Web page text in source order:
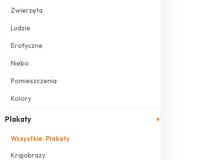
Zwierzęta
Ludzie
Erotyczne
Niebo
Pomieszczenia
Kolory
Plakaty ▾
Wszystkie: Plakaty
Krajobrazy